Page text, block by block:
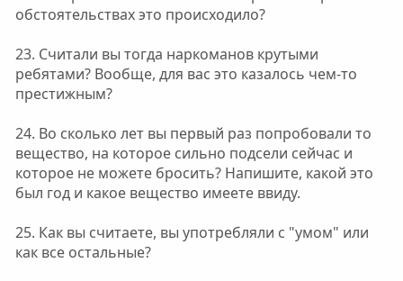
обстоятельствах это происходило?
23. Считали вы тогда наркоманов крутыми
ребятами? Вообще, для вас это казалось чем-то
престижным?
24. Во сколько лет вы первый раз попробовали то
вещество, на которое сильно подсели сейчас и
которое не можете бросить? Напишите, какой это
был год и какое вещество имеете ввиду.
25. Как вы считаете, вы употребляли с "умом" или
как все остальные?